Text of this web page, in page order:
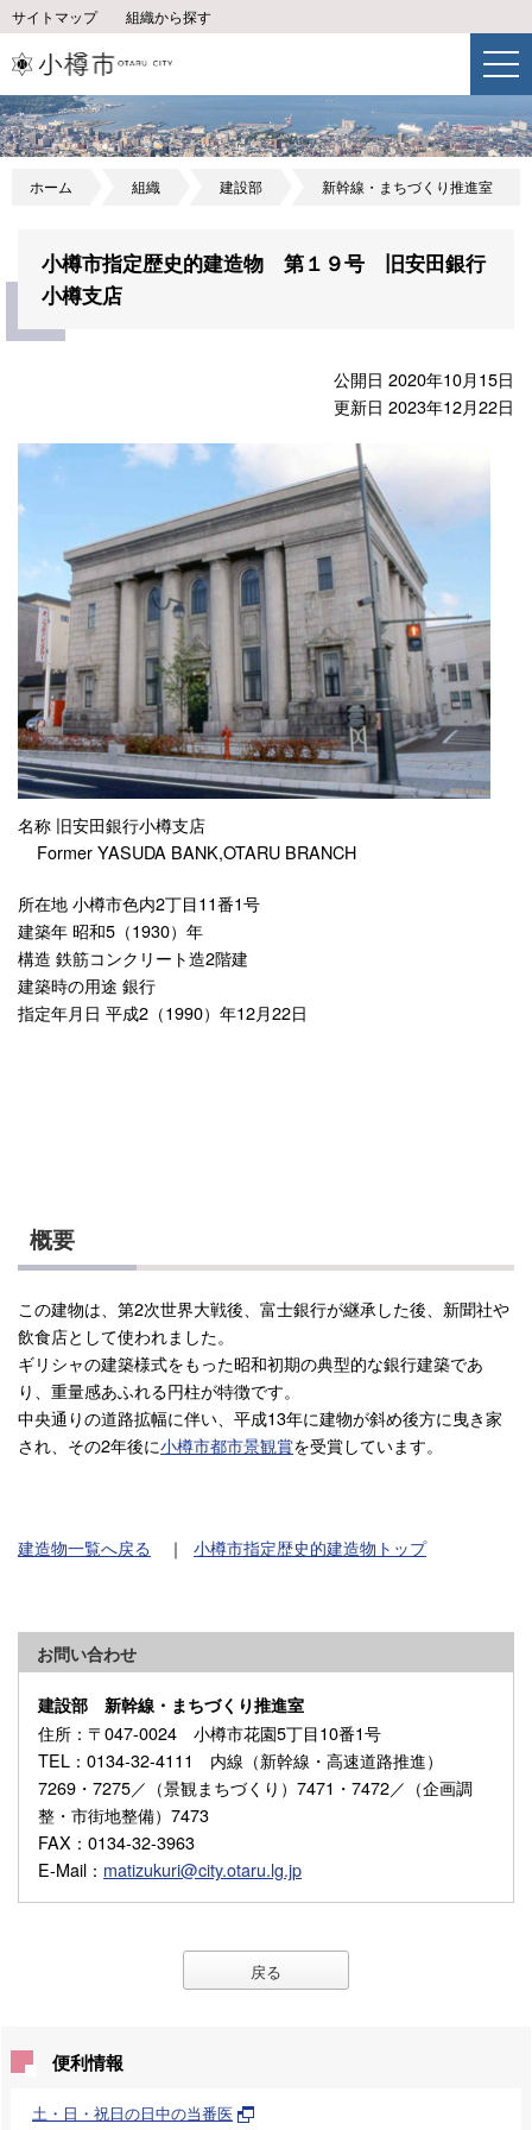
サイトマップ 組織から探す
ホーム 組織 建設部 新幹線・まちづくり推進室
小樽市指定歴史的建造物 第１９号 旧安田銀行
小樽支店
公開日 2020年10月15日
更新日 2023年12月22日
名称 旧安田銀行小樽支店
Former YASUDA BANK,OTARU BRANCH
所在地 小樽市色内2丁目11番1号
建築年 昭和5（1930）年
構造 鉄筋コンクリート造2階建
建築時の用途 銀行
指定年月日 平成2（1990）年12月22日
概要
この建物は、第2次世界大戦後、富士銀行が継承した後、新聞社や
飲食店として使われました。
ギリシャの建築様式をもった昭和初期の典型的な銀行建築であ
り、重量感あふれる円柱が特徴です。
中央通りの道路拡幅に伴い、平成13年に建物が斜め後方に曳き家
され、その2年後に小樽市都市景観賞を受賞しています。
建造物一覧へ戻る ｜ 小樽市指定歴史的建造物トップ
お問い合わせ
建設部 新幹線・まちづくり推進室
住所 ：〒047-0024 小樽市花園5丁目10番1号
TEL ：0134-32-4111 内線（新幹線・高速道路推進）
7269・7275／（景観まちづくり）7471・7472／（企画調
整・市街地整備）7473
FAX ：0134-32-3963
E-Mail ： matizukuri@city.otaru.lg.jp
戻る
便利情報
土・日・祝日の日中の当番医